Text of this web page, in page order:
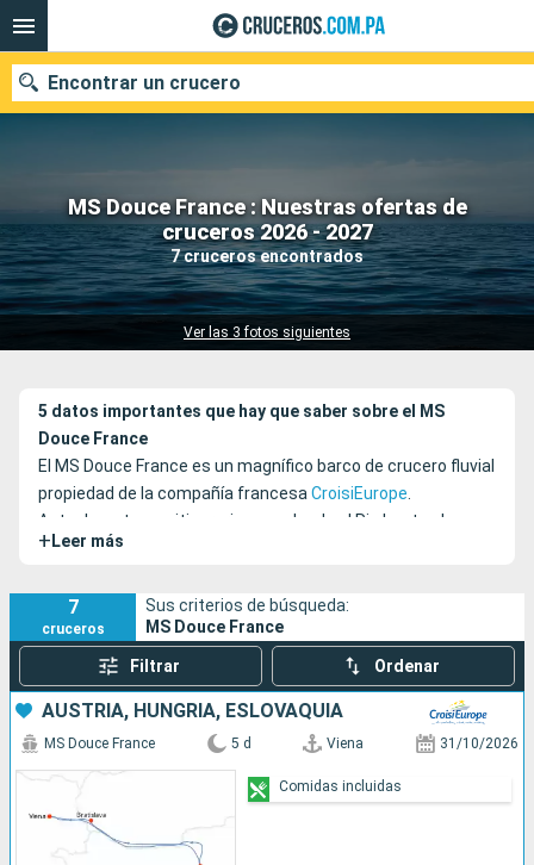
MS Douce France : Nuestras ofertas de
cruceros 2026 - 2027
7 cruceros encontrados
Ver las 3 fotos siguientes
Encontrar un crucero
Nuestros destinos
Fecha de salida
5 datos importantes que hay que saber sobre el MS
Douce France
El MS Douce France es un magnífico barco de crucero fluvial
propiedad de la compañía francesaCroisiEurope.
Actualmente sus itinerarios van desde el Rin hasta el
Danubio ofreciendo excepcionales cruceros transeuropeos.
+ Leer más
7
cruceros
Sus criterios de búsqueda:
MS Douce France
Filtrar Ordenar
AUSTRIA, HUNGRÍA, ESLOVAQUIA
MS Douce France 5 d Viena 31/10/2026
Comidas incluidas